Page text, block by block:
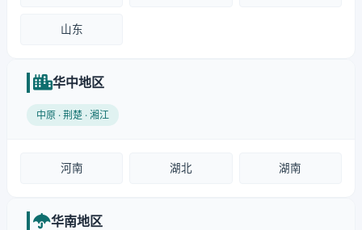
山东
华中地区
中原 · 荆楚 · 湘江
河南 湖北 湖南
华南地区